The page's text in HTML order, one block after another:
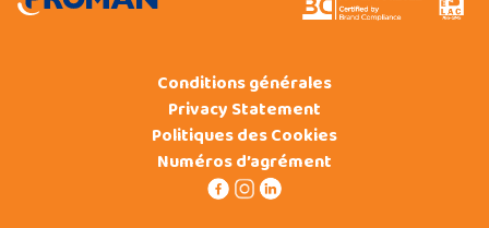
Conditions générales
Privacy Statement
Politiques des Cookies
Numéros d’agrément